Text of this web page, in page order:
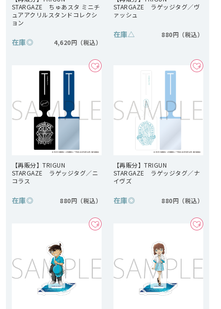
STARGAZE ちゅあスタ ミニチ
ュアアクリルスタンドコレクシ
ョン
在庫◎ 4,620円
STARGAZE ラゲッジタグ／ヴ
ァッシュ
在庫△ 880円
【再販分】TRIGUN
STARGAZE ラゲッジタグ／ニ
コラス
在庫◎ 880円
【再販分】TRIGUN
STARGAZE ラゲッジタグ／ナ
イヴズ
在庫◎ 880円